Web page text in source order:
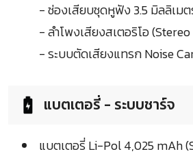
- ช่องเสียบชุดหูฟัง 3.5 มิลลิเม
- ลำโพงเสียงสเตอริโอ
- ระบบตัดเสียงแทรก Noise
แบตเตอรี่ - ระบบชาร์จ
แบตเตอรี่ Li-Pol 4,025 mAh